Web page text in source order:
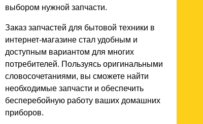
выбором нужной запчасти.
Заказ запчастей для бытовой техники в
интернет-магазине стал удобным и
доступным вариантом для многих
потребителей. Пользуясь оригинальными
словосочетаниями, вы сможете найти
необходимые запчасти и обеспечить
бесперебойную работу ваших домашних
приборов.